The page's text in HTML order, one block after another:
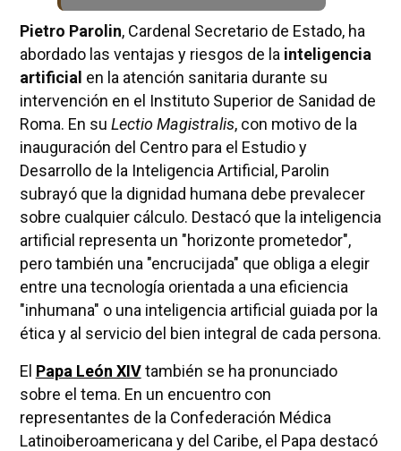
Pietro Parolin, Cardenal Secretario de Estado, ha
abordado las ventajas y riesgos de la inteligencia
artificial en la atención sanitaria durante su
intervención en el Instituto Superior de Sanidad de
Roma. En su Lectio Magistralis, con motivo de la
inauguración del Centro para el Estudio y
Desarrollo de la Inteligencia Artificial, Parolin
subrayó que la dignidad humana debe prevalecer
sobre cualquier cálculo. Destacó que la inteligencia
artificial representa un "horizonte prometedor",
pero también una "encrucijada" que obliga a elegir
entre una tecnología orientada a una eficiencia
"inhumana" o una inteligencia artificial guiada por la
ética y al servicio del bien integral de cada persona.
El Papa León XIVtambién se ha pronunciado
sobre el tema. En un encuentro con
representantes de la Confederación Médica
Latinoiberoamericana y del Caribe, el Papa destacó